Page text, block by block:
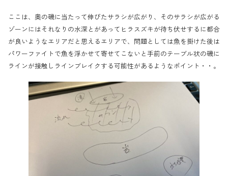
ここは、奥の磯に当たって伸びたサラシが広がり、そのサラシが広がる
ゾーンにはそれなりの水深とがあってヒラスズキが待ち伏せするに都合
が良いようなエリアだと思えるエリアで、問題としては魚を掛けた後は
パワーファイトで魚を浮かせて寄せてこないと手前のテーブル状の磯に
ラインが接触しラインブレイクする可能性があるようなポイント・・。